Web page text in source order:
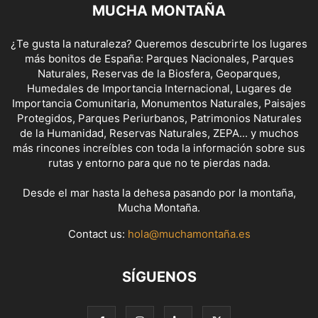
MUCHA MONTAÑA
¿Te gusta la naturaleza? Queremos descubrirte los lugares
más bonitos de España: Parques Nacionales, Parques
Naturales, Reservas de la Biosfera, Geoparques,
Humedales de Importancia Internacional, Lugares de
Importancia Comunitaria, Monumentos Naturales, Paisajes
Protegidos, Parques Periurbanos, Patrimonios Naturales
de la Humanidad, Reservas Naturales, ZEPA... y muchos
más rincones increíbles con toda la información sobre sus
rutas y entorno para que no te pierdas nada.
Desde el mar hasta la dehesa pasando por la montaña,
Mucha Montaña.
Contact us: hola@muchamontaña.es
SÍGUENOS